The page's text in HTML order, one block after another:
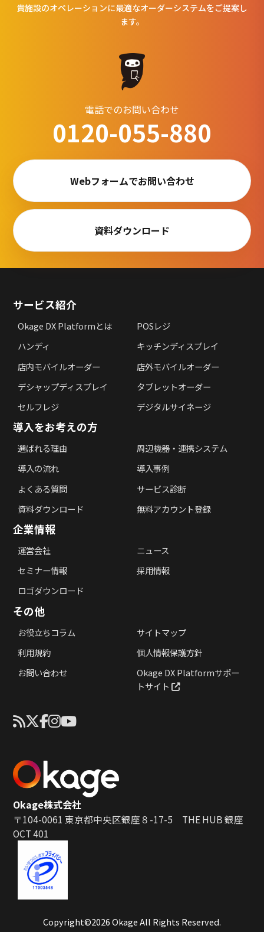
貴施設のオペレーションに最適なオーダーシステムをご提案し
ます。
電話でのお問い合わせ
0120-055-880
Webフォームでお問い合わせ
資料ダウンロード
サービス紹介
Okage DX Platformとは
POSレジ
ハンディ
キッチンディスプレイ
店内モバイルオーダー
店外モバイルオーダー
デシャップディスプレイ
タブレットオーダー
セルフレジ
デジタルサイネージ
導入をお考えの方
選ばれる理由
周辺機器・連携システム
導入の流れ
導入事例
よくある質問
サービス診断
資料ダウンロード
無料アカウント登録
企業情報
運営会社
ニュース
セミナー情報
採用情報
ロゴダウンロード
その他
お役立ちコラム
サイトマップ
利用規約
個人情報保護方針
お問い合わせ
Okage DX Platformサポー
トサイト
Okage株式会社
〒104-0061 東京都中央区銀座８-17-5 THE HUB 銀座
OCT 401
Copyright©2026 Okage All Rights Reserved.